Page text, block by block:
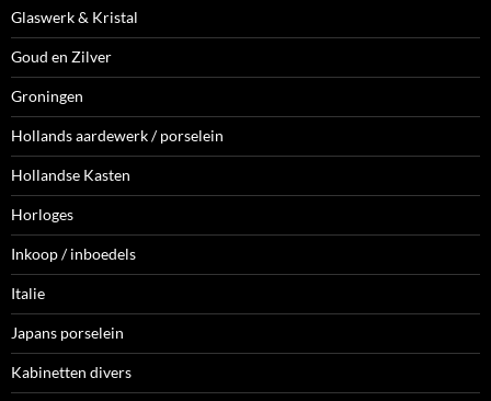
Glaswerk & Kristal
Goud en Zilver
Groningen
Hollands aardewerk / porselein
Hollandse Kasten
Horloges
Inkoop / inboedels
Italie
Japans porselein
Kabinetten divers